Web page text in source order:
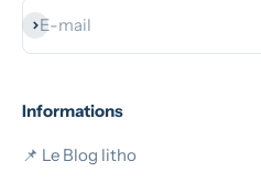
E-mail
S'inscrire
Informations
📌 Le Blog litho